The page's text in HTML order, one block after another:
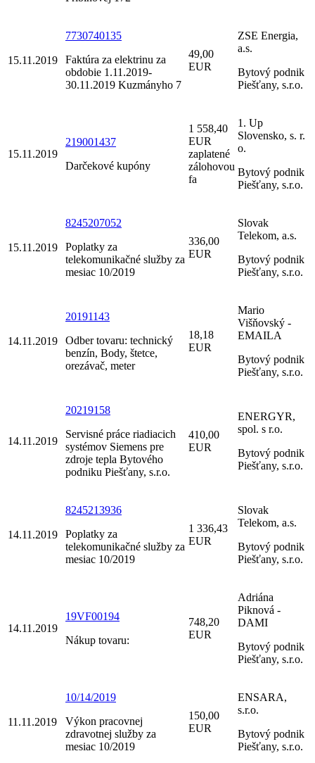
15.11.2019
7730740135
Faktúra za elektrinu za
obdobie 1.11.2019-
30.11.2019 Kuzmányho 7
49,00
EUR
ZSE Energia,
a.s.
Bytový podnik
Piešťany, s.r.o.
15.11.2019
219001437
Darčekové kupóny
1 558,40
EUR
zaplatené
zálohovou
fa
1. Up
Slovensko, s. r.
o.
Bytový podnik
Piešťany, s.r.o.
15.11.2019
8245207052
Poplatky za
telekomunikačné služby za
mesiac 10/2019
336,00
EUR
Slovak
Telekom, a.s.
Bytový podnik
Piešťany, s.r.o.
14.11.2019
20191143
Odber tovaru: technický
benzín, Body, štetce,
orezávač, meter
18,18
EUR
Mario
Višňovský -
EMAILA
Bytový podnik
Piešťany, s.r.o.
14.11.2019
20219158
Servisné práce riadiacich
systémov Siemens pre
zdroje tepla Bytového
podniku Piešťany, s.r.o.
410,00
EUR
ENERGYR,
spol. s r.o.
Bytový podnik
Piešťany, s.r.o.
14.11.2019
8245213936
Poplatky za
telekomunikačné služby za
mesiac 10/2019
1 336,43
EUR
Slovak
Telekom, a.s.
Bytový podnik
Piešťany, s.r.o.
14.11.2019
19VF00194
Nákup tovaru:
748,20
EUR
Adriána
Piknová -
DAMI
Bytový podnik
Piešťany, s.r.o.
11.11.2019
10/14/2019
Výkon pracovnej
zdravotnej služby za
mesiac 10/2019
150,00
EUR
ENSARA,
s.r.o.
Bytový podnik
Piešťany, s.r.o.